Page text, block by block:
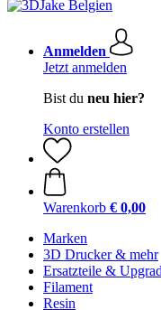
Anmelden
Jetzt anmelden
Bist du neu hier?
Konto erstellen
Warenkorb € 0,00
Marken
3D Drucker & mehr
Ersatzteile &
Filament
Resin